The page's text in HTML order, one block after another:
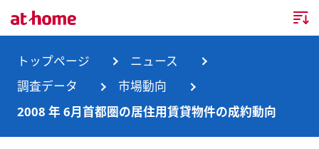
トップページ
企業情報
トップページ
ニュース
調査データ
市場動向
2008 年 6月首都圏の居住用賃貸物件の成約動向